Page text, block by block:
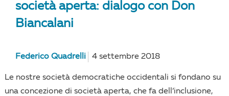
società aperta: dialogo con Don
Biancalani
Federico Quadrelli 4 settembre 2018
Le nostre società democratiche occidentali si fondano su
una concezione di società aperta, che fa dell’inclusione,